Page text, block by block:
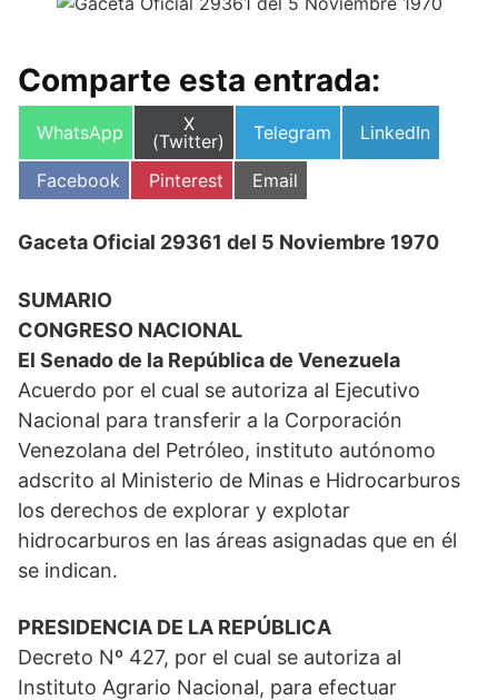
Comparte esta entrada:
Compartir
WhatsApp
Compartir
en
X
(Twitter)
Compartir
Telegram
Compartir
LinkedIn
Compartir
en
Facebook
Compartir
en
Pinterest
Compartir
en
Email
Gaceta Oficial 29361 del 5 Noviembre 1970
SUMARIO
CONGRESO NACIONAL
El Senado de la República de Venezuela
Acuerdo por el cual se autoriza al Ejecutivo
Nacional para transferir a la Corporación
Venezolana del Petróleo, instituto autónomo
adscrito al Ministerio de Minas e Hidrocarburos
los derechos de explorar y explotar
hidrocarburos en las áreas asignadas que en él
se indican.
PRESIDENCIA DE LA REPÚBLICA
Decreto Nº 427, por el cual se autoriza al
Instituto Agrario Nacional, para efectuar